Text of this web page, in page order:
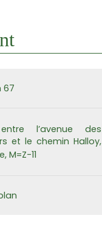
67
l’avenue des
et le chemin Halloy,
M=Z-11